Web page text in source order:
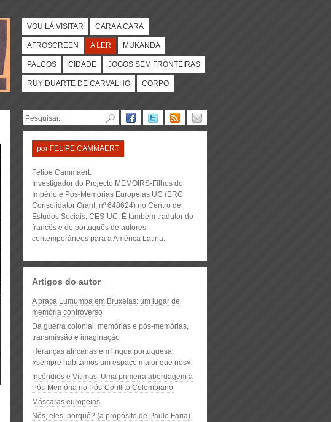
VOU LÁ VISITAR CARA A CARA
AFROSCREEN A LER MUKANDA
PALCOS CIDADE JOGOS SEM FRONTEIRAS
RUY DUARTE DE CARVALHO CORPO
por FELIPE CAMMAERT
Felipe Cammaert.
Investigador do Projecto MEMOIRS-Filhos do
Império e Pós-Memórias Europeias UC (ERC
Consolidator Grant, nº 648624) no Centro de
Estudos Sociais, CES-UC. É também tradutor do
francês e do português de autores
contemporâneos para a América Latina.
Artigos do autor
A praça Lumumba em Bruxelas: um lugar de
memória controverso
Da guerra colonial: memórias e pós-memórias,
transmissão e imaginação
Heranças africanas em língua portuguesa:
«sempre habitámos um espaço maior que nós»
Incêndios e Vítimas: Uma primeira abordagem à
Pós-Memória no Pós-Conflito Colombiano
Máscaras europeias
Nós, eles, porquê? (a propósito de Paulo Faria)